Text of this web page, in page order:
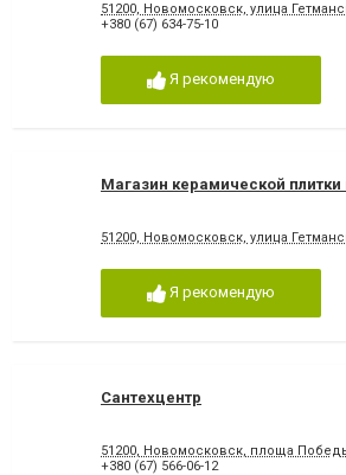
51200, Новомосковск, улица
+380 (67) 634-75-10
Я рекомендую
Магазин керамической плитки
51200, Новомосковск, улица
Я рекомендую
Сантехцентр
51200, Новомосковск, площа
+380 (67) 566-06-12